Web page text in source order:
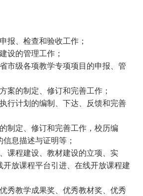
报、检查和验收工作；
设的管理工作；
市级各项教学专项项目的申报、管
案的制定、修订和完善工作；
行计划的编制、下达、反馈和完善
制定、修订和完善工作，校历编
息描述与证明等；
课程建设、教材建设的立项、实
开放课程平台引进、在线开放课程建
秀教学成果奖、优秀教材奖、优秀